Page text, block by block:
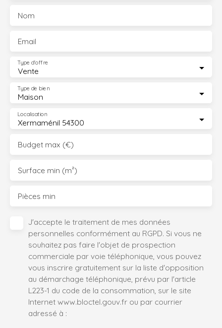
Nom
Email
Vente
Type d'offre
Maison
Type de bien
Xermaménil 54300
Localisation
Budget max (€)
Surface min (m²)
Pièces min
J'accepte le traitement de mes données
personnelles conformément au RGPD. Si vous ne
souhaitez pas faire l'objet de prospection
commerciale par voie téléphonique, vous pouvez
vous inscrire gratuitement sur la liste d'opposition
au démarchage téléphonique, prévu par l'article
L223-1 du code de la consommation, sur le site
Internet www.bloctel.gouv.fr ou par courrier
adressé à :